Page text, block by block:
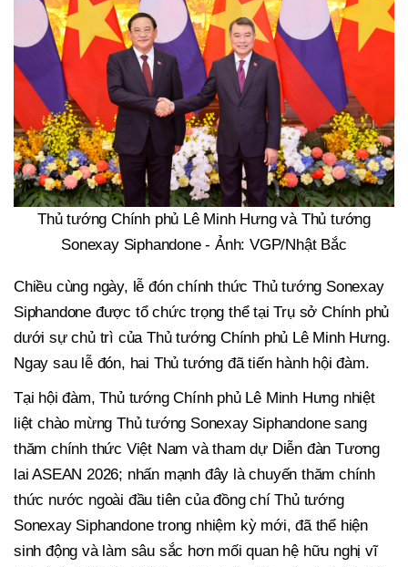
Thủ tướng Chính phủ Lê Minh Hưng và Thủ tướng
Sonexay Siphandone - Ảnh: VGP/Nhật Bắc
Chiều cùng ngày, lễ đón chính thức Thủ tướng Sonexay
Siphandone được tổ chức trọng thể tại Trụ sở Chính phủ
dưới sự chủ trì của Thủ tướng Chính phủ Lê Minh Hưng.
Ngay sau lễ đón, hai Thủ tướng đã tiến hành hội đàm.
Tại hội đàm, Thủ tướng Chính phủ Lê Minh Hưng nhiệt
liệt chào mừng Thủ tướng Sonexay Siphandone sang
thăm chính thức Việt Nam và tham dự Diễn đàn Tương
lai ASEAN 2026; nhấn mạnh đây là chuyến thăm chính
thức nước ngoài đầu tiên của đồng chí Thủ tướng
Sonexay Siphandone trong nhiệm kỳ mới, đã thể hiện
sinh động và làm sâu sắc hơn mối quan hệ hữu nghị vĩ